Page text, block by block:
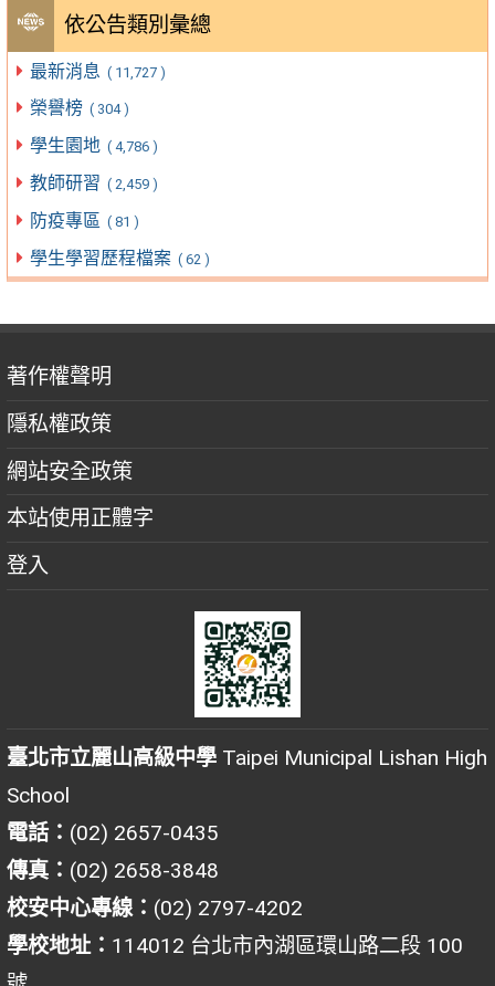
依公告類別彙總
最新消息 ( 11,727 )
榮譽榜 ( 304 )
學生園地 ( 4,786 )
教師研習 ( 2,459 )
防疫專區 ( 81 )
學生學習歷程檔案 ( 62 )
著作權聲明
隱私權政策
網站安全政策
本站使用正體字
登入
臺北市立麗山高級中學 Taipei Municipal Lishan High
School
電話： (02) 2657-0435
傳真： (02) 2658-3848
校安中心專線： (02) 2797-4202
學校地址： 114012 台北市內湖區環山路二段 100